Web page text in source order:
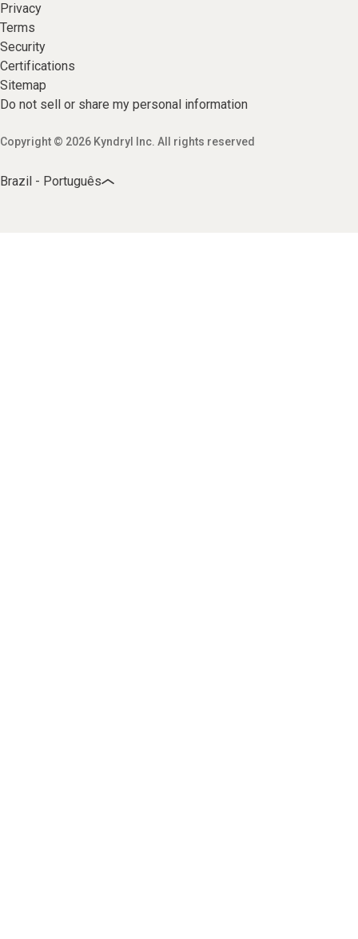
Privacy
Terms
Security
Certifications
Sitemap
Do not sell or share my personal information
Copyright © 2026 Kyndryl Inc. All rights reserved
Brazil - Português